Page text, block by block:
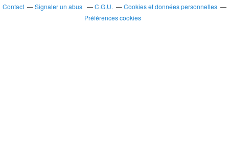
Contact
Signaler un abus C.G.U.
Cookies et données personnelles
Préférences cookies